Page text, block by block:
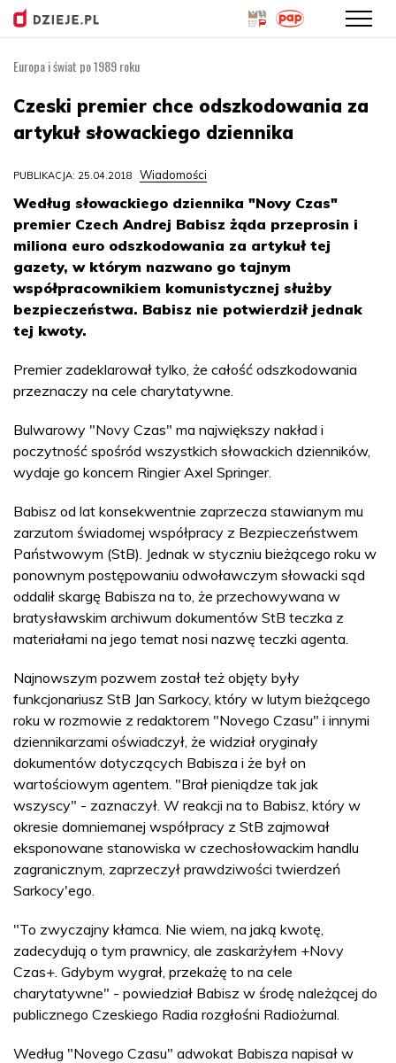
treści
Europa i świat po 1989 roku
Czeski premier chce odszkodowania za
artykuł słowackiego dziennika
PUBLIKACJA: 25.04.2018 Wiadomości
Według słowackiego dziennika "Novy Czas"
premier Czech Andrej Babisz żąda przeprosin i
miliona euro odszkodowania za artykuł tej
gazety, w którym nazwano go tajnym
współpracownikiem komunistycznej służby
bezpieczeństwa. Babisz nie potwierdził jednak
tej kwoty.
Premier zadeklarował tylko, że całość odszkodowania
przeznaczy na cele charytatywne.
Bulwarowy "Novy Czas" ma największy nakład i
poczytność spośród wszystkich słowackich dzienników,
wydaje go koncern Ringier Axel Springer.
Babisz od lat konsekwentnie zaprzecza stawianym mu
zarzutom świadomej współpracy z Bezpieczeństwem
Państwowym (StB). Jednak w styczniu bieżącego roku w
ponownym postępowaniu odwoławczym słowacki sąd
oddalił skargę Babisza na to, że przechowywana w
bratysławskim archiwum dokumentów StB teczka z
materiałami na jego temat nosi nazwę teczki agenta.
Najnowszym pozwem został też objęty były
funkcjonariusz StB Jan Sarkocy, który w lutym bieżącego
roku w rozmowie z redaktorem "Novego Czasu" i innymi
dziennikarzami oświadczył, że widział oryginały
dokumentów dotyczących Babisza i że był on
wartościowym agentem. "Brał pieniądze tak jak
wszyscy" - zaznaczył. W reakcji na to Babisz, który w
okresie domniemanej współpracy z StB zajmował
eksponowane stanowiska w czechosłowackim handlu
zagranicznym, zaprzeczył prawdziwości twierdzeń
Sarkocy'ego.
"To zwyczajny kłamca. Nie wiem, na jaką kwotę,
zadecydują o tym prawnicy, ale zaskarżyłem +Novy
Czas+. Gdybym wygrał, przekażę to na cele
charytatywne" - powiedział Babisz w środę należącej do
publicznego Czeskiego Radia rozgłośni Radiożurnal.
Według "Novego Czasu" adwokat Babisza napisał w